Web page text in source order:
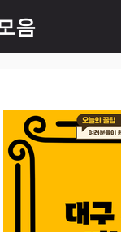
음